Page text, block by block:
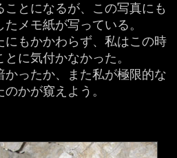
ことになるが、この写真にも
メモ紙が写っている。
にもかかわらず、私はこの時
に気付かなかった。
かったか、また私が極限的な
かが窺えよう。